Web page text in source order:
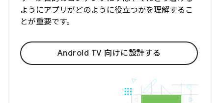
ようにアプリがどのように役立つかを理解するこ
とが重要です。
Android TV 向けに設計する